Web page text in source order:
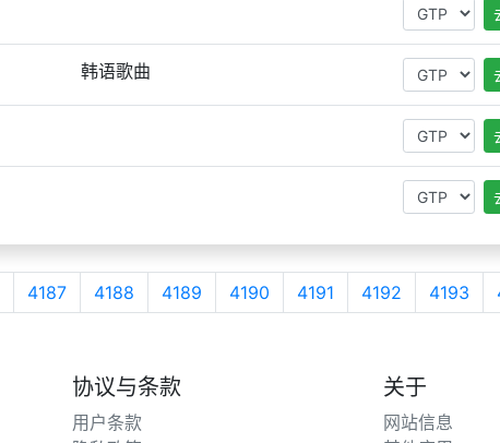
韩语歌曲
4187 4188 4189 4190 4191 4192 4193
协议与条款
用户条款
关于
网站信息